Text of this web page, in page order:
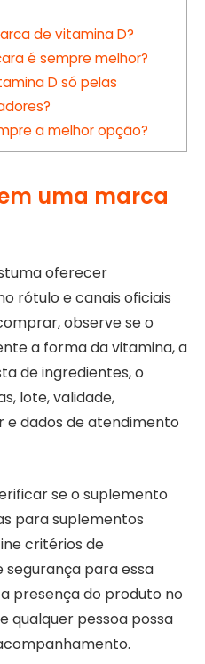
de vitamina D?
é sempre melhor?
D só pelas
a melhor opção?
uma marca
oferecer
rótulo e canais oficiais
observe se o
a forma da vitamina, a
de ingredientes, o
lote, validade,
dados de atendimento
se o suplemento
para suplementos
critérios de
para essa
presença do produto no
qualquer pessoa possa